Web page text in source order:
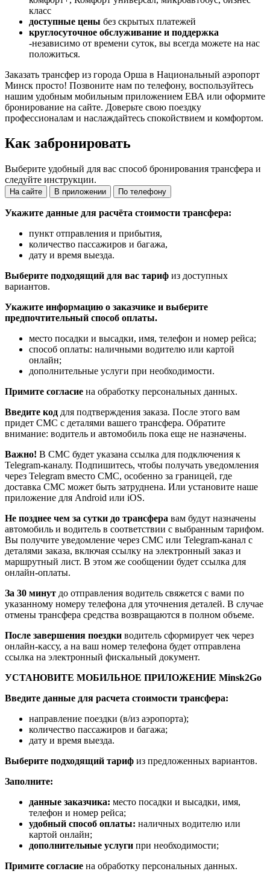
класс
доступные цены без скрытых платежей
круглосуточное обслуживание и поддержка
-независимо от времени суток, вы всегда можете на нас
положиться.
Заказать трансфер из города Орша в Национальный аэропорт
Минск просто! Позвоните нам по телефону, воспользуйтесь
нашим удобным мобильным приложением ЕВА или оформите
бронирование на сайте. Доверьте свою поездку
профессионалам и наслаждайтесь спокойствием и комфортом.
Как забронировать
Выберите удобный для вас способ бронирования трансфера и
следуйте инструкции.
На сайте В приложении По телефону
Укажите данные для расчёта стоимости трансфера:
пункт отправления и прибытия,
количество пассажиров и багажа,
дату и время выезда.
Выберите подходящий для вас тариф из доступных
вариантов.
Укажите информацию о заказчике и выберите
предпочтительный способ оплаты.
место посадки и высадки, имя, телефон и номер рейса;
способ оплаты: наличными водителю или картой
онлайн;
дополнительные услуги при необходимости.
Примите согласие на обработку персональных данных.
Введите код для подтверждения заказа. После этого вам
придет СМС с деталями вашего трансфера. Обратите
внимание: водитель и автомобиль пока еще не назначены.
Важно! В СМС будет указана ссылка для подключения к
Telegram-каналу. Подпишитесь, чтобы получать уведомления
через Telegram вместо СМС, особенно за границей, где
доставка СМС может быть затруднена. Или установите наше
приложение для Android или iOS.
Не позднее чем за сутки до трансфера вам будут назначены
автомобиль и водитель в соответствии с выбранным тарифом.
Вы получите уведомление через СМС или Telegram-канал с
деталями заказа, включая ссылку на электронный заказ и
маршрутный лист. В этом же сообщении будет ссылка для
онлайн-оплаты.
За 30 минут до отправления водитель свяжется с вами по
указанному номеру телефона для уточнения деталей. В случае
отмены трансфера средства возвращаются в полном объеме.
После завершения поездки водитель сформирует чек через
онлайн-кассу, а на ваш номер телефона будет отправлена
ссылка на электронный фискальный документ.
УСТАНОВИТЕ МОБИЛЬНОЕ ПРИЛОЖЕНИЕ Minsk2Go
Введите данные для расчета стоимости трансфера:
направление поездки (в/из аэропорта);
количество пассажиров и багажа;
дату и время выезда.
Выберите подходящий тариф из предложенных вариантов.
Заполните:
данные заказчика: место посадки и высадки, имя,
телефон и номер рейса;
удобный способ оплаты: наличных водителю или
картой онлайн;
дополнительные услуги при необходимости;
Примите согласие на обработку персональных данных.